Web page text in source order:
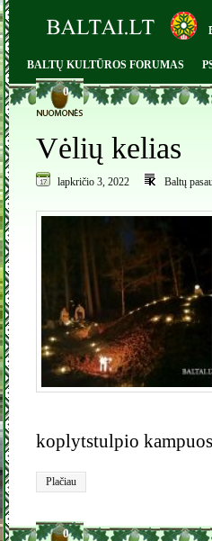
BALTŲ KULTŪROS FORUMAS
0
Vėlių kelias
lapkričio 3, 2022 Baltų
koplytstulpio
Plačiau
0